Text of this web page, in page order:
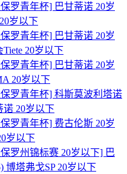
罗青年杯] 巴甘蒂诺 20岁
岁以下
罗青年杯] 巴甘蒂诺 20岁
20岁以下
罗青年杯] 巴甘蒂诺 20岁
20岁以下
保罗青年杯] 科斯莫波利塔诺
诺 20岁以下
罗青年杯] 费古伦斯 20岁
岁以下
罗州锦标赛 20岁以下] 巴
博塔弗戈SP 20岁以下